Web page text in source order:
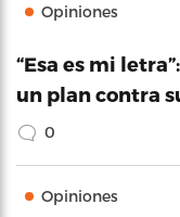
Opiniones
“Esa es mi
un plan contra
0
Opiniones